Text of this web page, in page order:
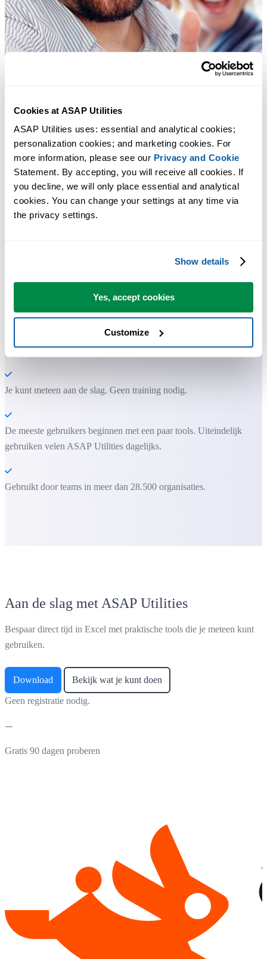
Cookies at ASAP Utilities
ASAP Utilities uses: essential and analytical cookies;
personalization cookies; and marketing cookies. For
more information, please see our Privacy and Cookie
Statement. By accepting, you will receive all cookies. If
you decline, we will only place essential and analytical
cookies. You can change your settings at any time via
the privacy settings.
Show details
Yes, accept cookies
Customize
Bespaar tijd in Excel. Snel en eenvoudig.
ASAP Utilities helpt je tijd besparen en dingen doen die Excel alleen
niet kan.
Je kunt meteen aan de slag. Geen training nodig.
De meeste gebruikers beginnen met een paar tools. Uiteindelijk
gebruiken velen ASAP Utilities dagelijks.
Gebruikt door teams in meer dan 28.500 organisaties.
Aan de slag met ASAP Utilities
Bespaar direct tijd in Excel met praktische tools die je meteen kunt
gebruiken.
Download Bekijk wat je kunt doen
Geen registratie nodig.
Gratis 90 dagen proberen